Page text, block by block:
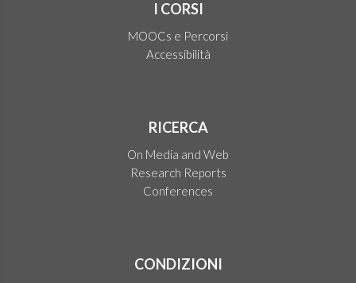
I CORSI
MOOCs e Percorsi
Accessibilità
RICERCA
On Media and Web
Research Reports
Conferences
CONDIZIONI